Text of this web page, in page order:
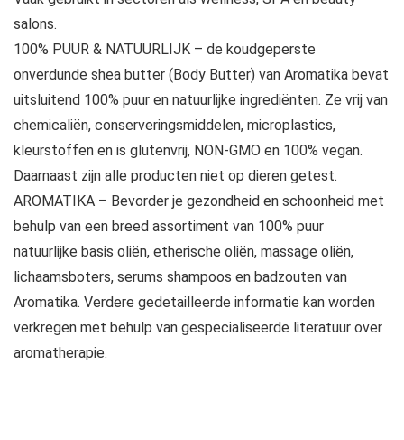
salons.
100% PUUR & NATUURLIJK – de koudgeperste
onverdunde shea butter (Body Butter) van Aromatika bevat
uitsluitend 100% puur en natuurlijke ingrediënten. Ze vrij van
chemicaliën, conserveringsmiddelen, microplastics,
kleurstoffen en is glutenvrij, NON-GMO en 100% vegan.
Daarnaast zijn alle producten niet op dieren getest.
AROMATIKA – Bevorder je gezondheid en schoonheid met
behulp van een breed assortiment van 100% puur
natuurlijke basis oliën, etherische oliën, massage oliën,
lichaamsboters, serums shampoos en badzouten van
Aromatika. Verdere gedetailleerde informatie kan worden
verkregen met behulp van gespecialiseerde literatuur over
aromatherapie.